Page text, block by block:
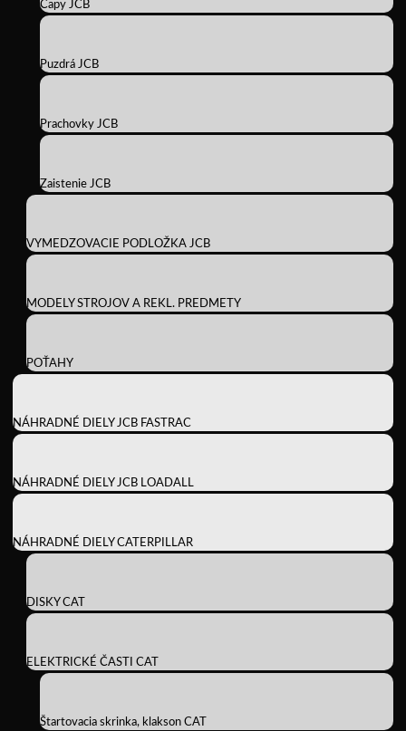
Čapy JCB
Puzdrá JCB
Prachovky JCB
Zaistenie JCB
VYMEDZOVACIE PODLOŽKA JCB
MODELY STROJOV A REKL. PREDMETY
POŤAHY
NÁHRADNÉ DIELY JCB FASTRAC
NÁHRADNÉ DIELY JCB LOADALL
NÁHRADNÉ DIELY CATERPILLAR
DISKY CAT
ELEKTRICKÉ ČASTI CAT
Štartovacia skrinka, klakson CAT